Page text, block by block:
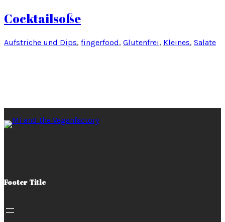
Cocktailsoße
Aufstriche und Dips, fingerfood, Glutenfrei, Kleines, Salate
Footer Title